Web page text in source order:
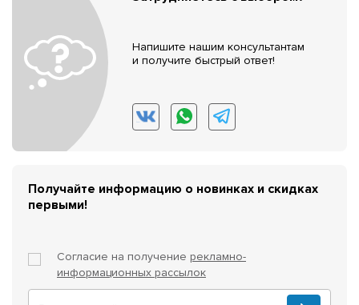
Напишите нашим консультантам
и получите быстрый ответ!
Получайте информацию о новинках и скидках
первыми!
Согласие на получение рекламно-
информационных рассылок